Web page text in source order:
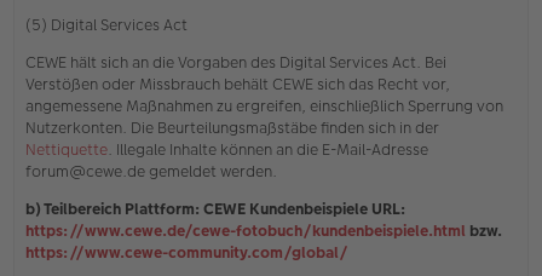
(5) Digital Services Act
CEWE hält sich an die Vorgaben des Digital Services Act. Bei
Verstößen oder Missbrauch behält CEWE sich das Recht vor,
angemessene Maßnahmen zu ergreifen, einschließlich Sperrung von
Nutzerkonten. Die Beurteilungsmaßstäbe finden sich in der
Nettiquette. Illegale Inhalte können an die E-Mail-Adresse
forum@cewe.de gemeldet werden.
b) Teilbereich Plattform: CEWE Kundenbeispiele URL:
https://www.cewe.de/cewe-fotobuch/kundenbeispiele.html bzw.
https://www.cewe-community.com/global/